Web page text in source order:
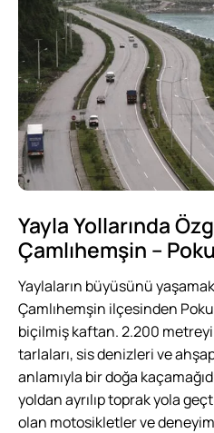
Yayla Yollarında
Çamlıhemşin –
Yaylaların büyüsünü
Çamlıhemşin ilçesinden
biçilmiş kaftan. 2.200 metreyi
tarlaları, sis denizleri ve
anlamıyla bir doğa
yoldan ayrılıp toprak yola
olan motosikletler ve